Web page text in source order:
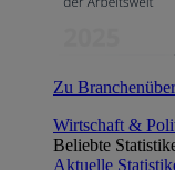
Zu
Wirtschaft &
Beliebte
Aktuelle